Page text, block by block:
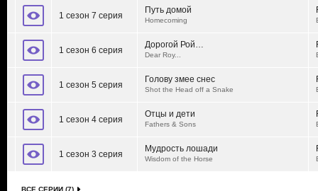
1 сезон 7 серия
Путь домой
Homecoming
1 сезон 6 серия
Дорогой Рой…
Dear Roy...
1 сезон 5 серия
Голову змее снес
Shot the Head off a Snake
1 сезон 4 серия
Отцы и дети
Fathers & Sons
1 сезон 3 серия
Мудрость лошади
Wisdom of the Horse
ВСЕ СЕРИИ (7)